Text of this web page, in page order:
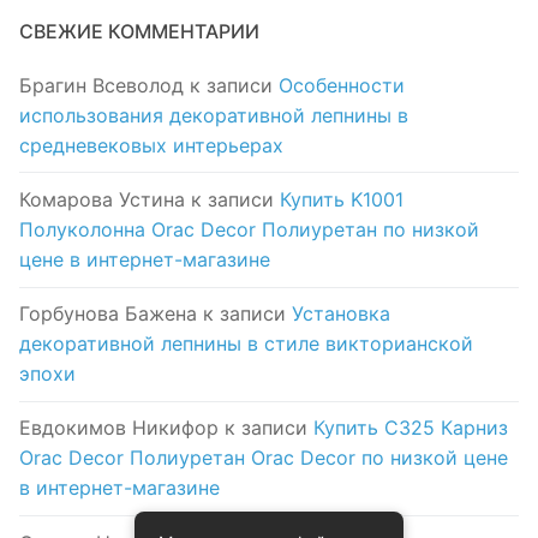
СВЕЖИЕ КОММЕНТАРИИ
Брагин Всеволод к записи Особенности
использования декоративной лепнины в
средневековых интерьерах
Комарова Устина к записи Купить K1001
Полуколонна Orac Decor Полиуретан по низкой
цене в интернет-магазине
Горбунова Бажена к записи Установка
декоративной лепнины в стиле викторианской
эпохи
Евдокимов Никифор к записи Купить C325 Карниз
Orac Decor Полиуретан Orac Decor по низкой цене
в интернет-магазине